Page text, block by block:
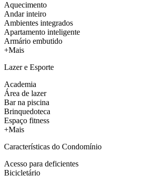
Aquecimento
Andar inteiro
Ambientes integrados
Apartamento inteligente
Armário embutido
+Mais
Lazer e Esporte
Academia
Área de lazer
Bar na piscina
Brinquedoteca
Espaço fitness
+Mais
Características do Condomínio
Acesso para deficientes
Bicicletário